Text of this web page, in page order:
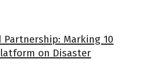
Partnership: Marking 10
on Disaster